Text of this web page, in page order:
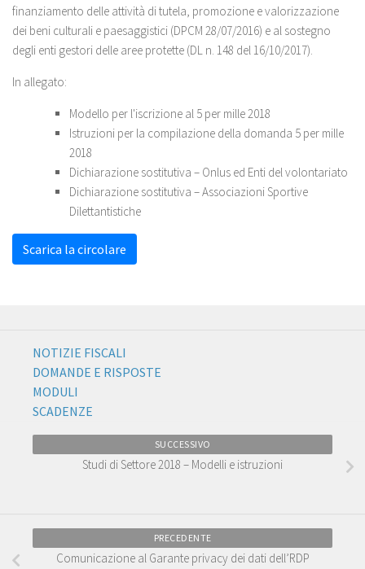
finanziamento delle attività di tutela, promozione e valorizzazione
dei beni culturali e paesaggistici (DPCM 28/07/2016) e al sostegno
degli enti gestori delle aree protette (DL n. 148 del 16/10/2017).
In allegato:
Modello per l'iscrizione al 5 per mille 2018
Istruzioni per la compilazione della domanda 5 per mille
2018
Dichiarazione sostitutiva – Onlus ed Enti del volontariato
Dichiarazione sostitutiva – Associazioni Sportive
Dilettantistiche
Scarica la circolare
NOTIZIE FISCALI
DOMANDE E RISPOSTE
MODULI
SCADENZE
SUCCESSIVO
Studi di Settore 2018 – Modelli e istruzioni
PRECEDENTE
Comunicazione al Garante privacy dei dati dell’RDP